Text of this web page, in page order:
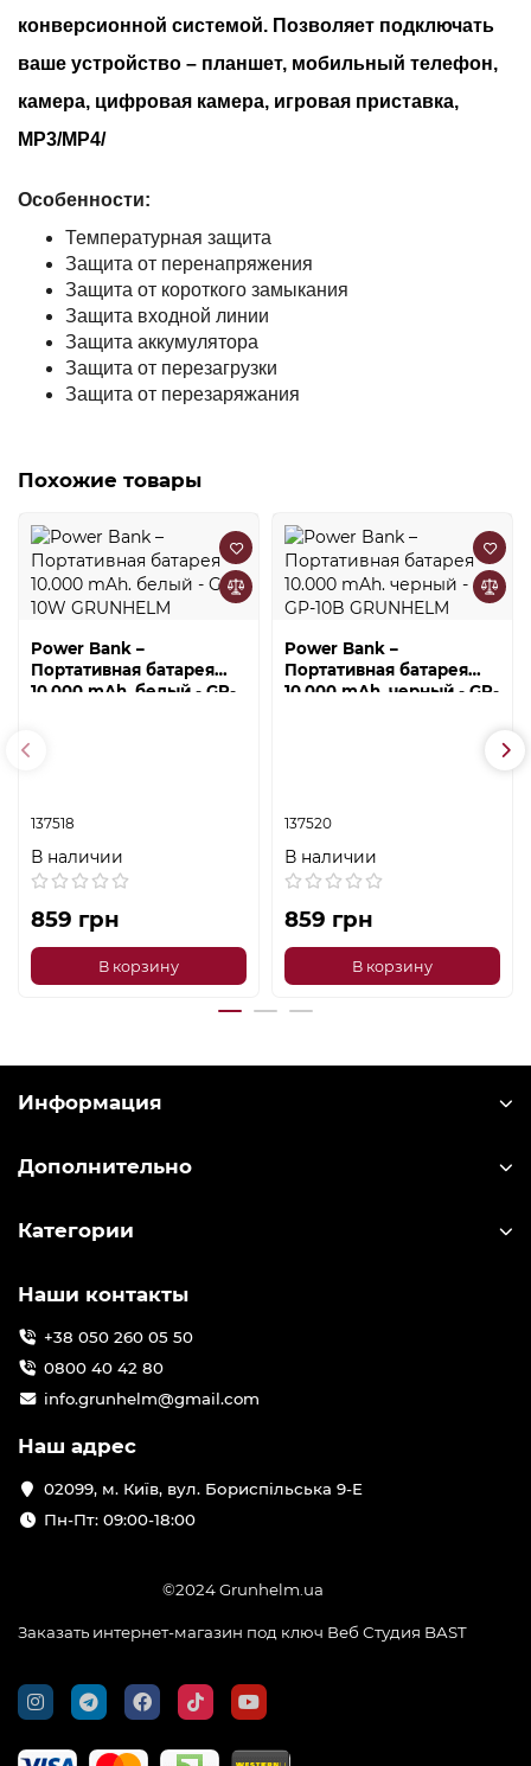
конверсионной системой. Позволяет подключать
ваше устройство – планшет, мобильный телефон,
камера, цифровая камера, игровая приставка,
MP3/MP4/
Особенности:
Температурная защита
Защита от перенапряжения
Защита от короткого замыкания
Защита входной линии
Защита аккумулятора
Защита от перезагрузки
Защита от перезаряжания
Похожие товары
Power Bank –
Портативная батарея
10.000 mAh. белый - GP-
137518
В наличии
859 грн
В корзину
Power Bank –
Портативная батарея
10.000 mAh. черный - GP-
137520
В наличии
859 грн
В корзину
Информация
Дополнительно
Категории
Наши контакты
+38 050 260 05 50
0800 40 42 80
info.grunhelm@gmail.com
Наш адрес
02099, м. Київ, вул. Бориспільська 9-Е
Пн-Пт: 09:00-18:00
©2024 Grunhelm.ua
Заказать интернет-магазин под ключ Веб Студия BAST